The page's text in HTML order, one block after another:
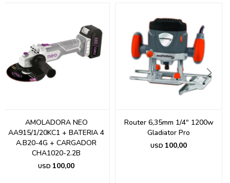
AMOLADORA NEO
AA915/1/20KC1 + BATERIA 4
A.B20-4G + CARGADOR
CHA1020-2.2B
USD 100,00
Router 6,35mm 1/4" 1200w
Gladiator Pro
USD 100,00